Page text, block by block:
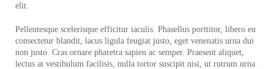
elit.
Pellentesque scelerisque efficitur iaculis. Phasellus porttitor, libero eu
consectetur blandit, lacus ligula feugiat justo, eget venenatis urna dui
non justo. Cras ornare pharetra sapien ac semper. Praesent aliquet,
lectus at vestibulum facilisis, nulla tortor suscipit nisi, ut rutrum urna